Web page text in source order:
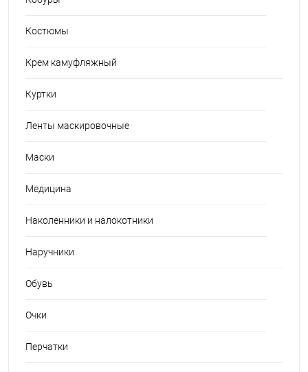
Костюмы
Крем камуфляжный
Куртки
Ленты маскировочные
Маски
Медицина
Наколенники и налокотники
Наручники
Обувь
Очки
Перчатки